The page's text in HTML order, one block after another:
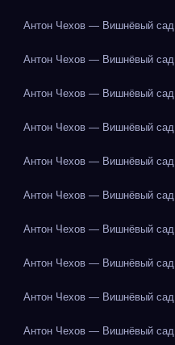
Антон Чехов — Вишнёвый сад
Антон Чехов — Вишнёвый сад
Антон Чехов — Вишнёвый сад
Антон Чехов — Вишнёвый сад
Антон Чехов — Вишнёвый сад
Антон Чехов — Вишнёвый сад
Антон Чехов — Вишнёвый сад
Антон Чехов — Вишнёвый сад
Антон Чехов — Вишнёвый сад
Антон Чехов — Вишнёвый сад